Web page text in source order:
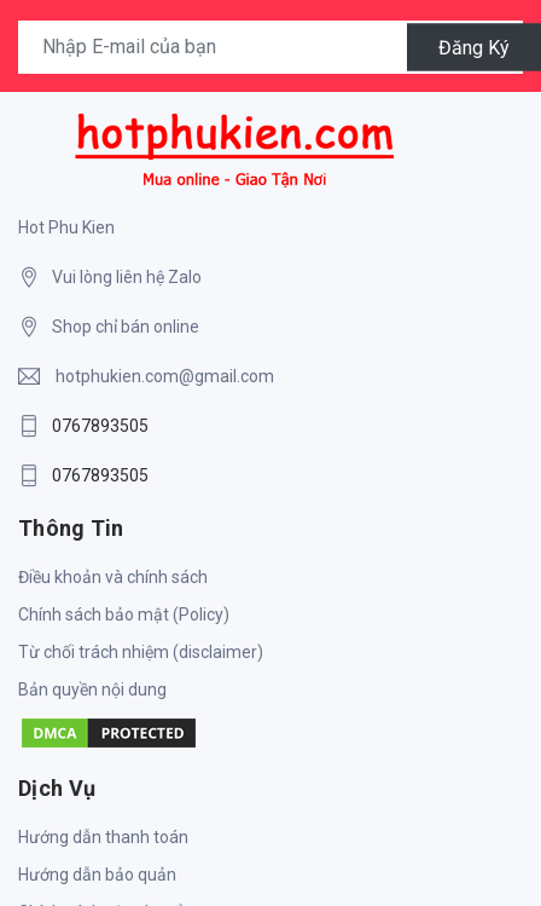
Đăng Ký
Hot Phu Kien
Vui lòng liên hệ Zalo
Shop chỉ bán online
hotphukien.com@gmail.com
0767893505
0767893505
Thông Tin
Điều khoản và chính sách
Chính sách bảo mật (Policy)
Từ chối trách nhiệm (disclaimer)
Bản quyền nội dung
Dịch Vụ
Hướng dẫn thanh toán
Hướng dẫn bảo quản